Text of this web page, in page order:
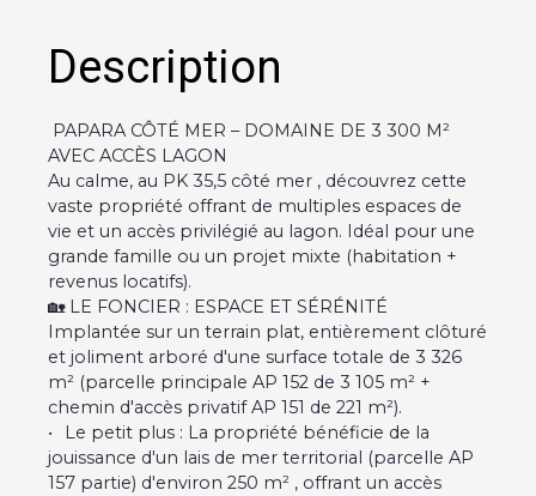
Description
PAPARA CÔTÉ MER – DOMAINE DE 3 300 M²
AVEC ACCÈS LAGON
Au calme, au PK 35,5 côté mer , découvrez cette
vaste propriété offrant de multiples espaces de
vie et un accès privilégié au lagon. Idéal pour une
grande famille ou un projet mixte (habitation +
revenus locatifs).
🏡 LE FONCIER : ESPACE ET SÉRÉNITÉ
Implantée sur un terrain plat, entièrement clôturé
et joliment arboré d'une surface totale de 3 326
m² (parcelle principale AP 152 de 3 105 m² +
chemin d'accès privatif AP 151 de 221 m²).
Le petit plus : La propriété bénéficie de la
jouissance d'un lais de mer territorial (parcelle AP
157 partie) d'environ 250 m² , offrant un accès